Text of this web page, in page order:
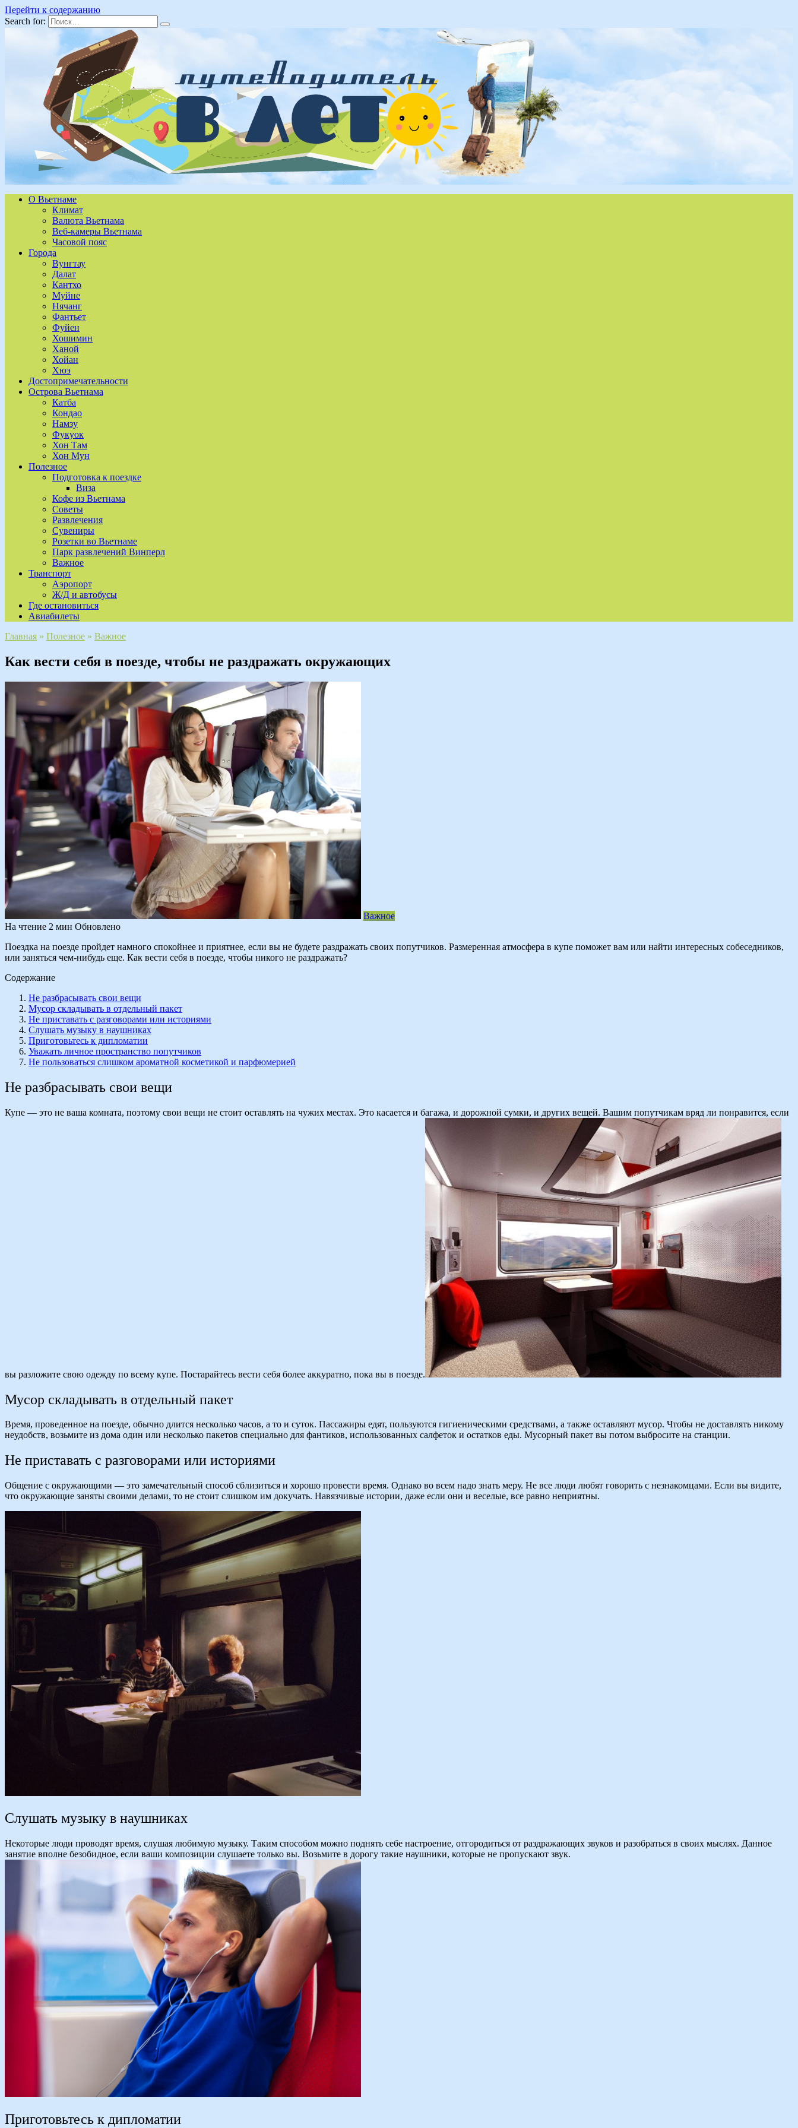
Перейти к содержанию
Search for:
О Вьетнаме
Климат
Валюта Вьетнама
Веб-камеры Вьетнама
Часовой пояс
Города
Вунгтау
Далат
Кантхо
Муйне
Нячанг
Фантьет
Фуйен
Хошимин
Ханой
Хойан
Хюэ
Достопримечательности
Острова Вьетнама
Катба
Кондао
Намзу
Фукуок
Хон Там
Хон Мун
Полезное
Подготовка к поездке
Виза
Кофе из Вьетнама
Советы
Развлечения
Сувениры
Розетки во Вьетнаме
Парк развлечений Винперл
Важное
Транспорт
Аэропорт
Ж/Д и автобусы
Где остановиться
Авиабилеты
Главная » Полезное » Важное
Как вести себя в поезде, чтобы не раздражать окружающих
Важное
На чтение 2 мин Обновлено
Поездка на поезде пройдет намного спокойнее и приятнее, если вы не будете раздражать своих попутчиков. Размеренная атмосфера в купе поможет вам или найти интересных собеседников,
или заняться чем-нибудь еще. Как вести себя в поезде, чтобы никого не раздражать?
Содержание
Не разбрасывать свои вещи
Мусор складывать в отдельный пакет
Не приставать с разговорами или историями
Слушать музыку в наушниках
Приготовьтесь к дипломатии
Уважать личное пространство попутчиков
Не пользоваться слишком ароматной косметикой и парфюмерией
Не разбрасывать свои вещи
Купе — это не ваша комната, поэтому свои вещи не стоит оставлять на чужих местах. Это касается и багажа, и дорожной сумки, и других вещей. Вашим попутчикам вряд ли понравится, если
вы разложите свою одежду по всему купе. Постарайтесь вести себя более аккуратно, пока вы в поезде.
Мусор складывать в отдельный пакет
Время, проведенное на поезде, обычно длится несколько часов, а то и суток. Пассажиры едят, пользуются гигиеническими средствами, а также оставляют мусор. Чтобы не доставлять никому
неудобств, возьмите из дома один или несколько пакетов специально для фантиков, использованных салфеток и остатков еды. Мусорный пакет вы потом выбросите на станции.
Не приставать с разговорами или историями
Общение с окружающими — это замечательный способ сблизиться и хорошо провести время. Однако во всем надо знать меру. Не все люди любят говорить с незнакомцами. Если вы видите,
что окружающие заняты своими делами, то не стоит слишком им докучать. Навязчивые истории, даже если они и веселые, все равно неприятны.
Слушать музыку в наушниках
Некоторые люди проводят время, слушая любимую музыку. Таким способом можно поднять себе настроение, отгородиться от раздражающих звуков и разобраться в своих мыслях. Данное
занятие вполне безобидное, если ваши композиции слушаете только вы. Возьмите в дорогу такие наушники, которые не пропускают звук.
Приготовьтесь к дипломатии